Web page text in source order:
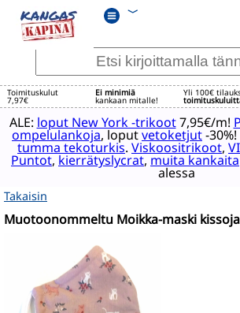
﹀
Toimituskulut
7,97€
Ei minimiä
kankaan mitalle!
Yli 100€
ALE: loput New York -trikoot7,95€/m!
ompelulankoja, loputvetoketjut-
tumma tekoturkis. Viskoositrikoot,
Puntot,kierrätyslycrat,muita kankaita
alessa
Takaisin
Muotoonommeltu Moikka-maski